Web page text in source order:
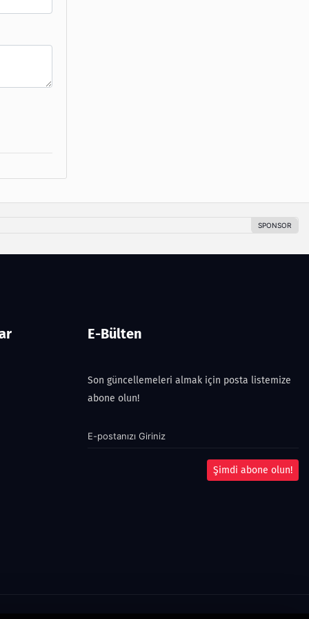
E-Bülten
Son güncellemeleri almak için posta listemize
abone olun!
Şimdi abone olun!